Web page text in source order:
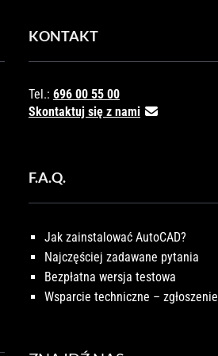
KONTAKT
Tel.: 696 00 55 00
Skontaktuj się z nami
F.A.Q.
Jak zainstalować AutoCAD?
Najczęściej zadawane pytania
Bezpłatna wersja testowa
Wsparcie techniczne – zgłoszenie